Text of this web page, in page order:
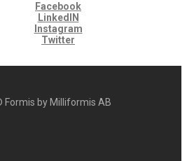
Facebook
LinkedIN
Instagram
Twitter
Formis by Milliformis AB